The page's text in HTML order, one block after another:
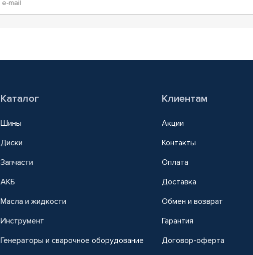
Каталог
Шины
Диски
Запчасти
АКБ
Масла и жидкости
Инструмент
Генераторы и сварочное оборудование
Клиентам
Акции
Контакты
Оплата
Доставка
Обмен и возврат
Гарантия
Договор-оферта